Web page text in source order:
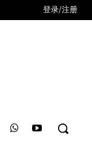
登录/注册